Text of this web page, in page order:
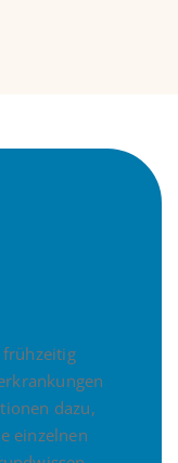
dazu,
einzelnen